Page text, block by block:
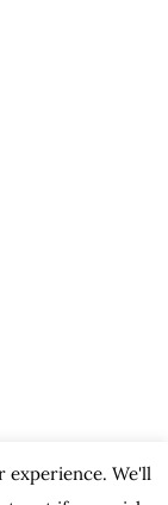
experience. We'll